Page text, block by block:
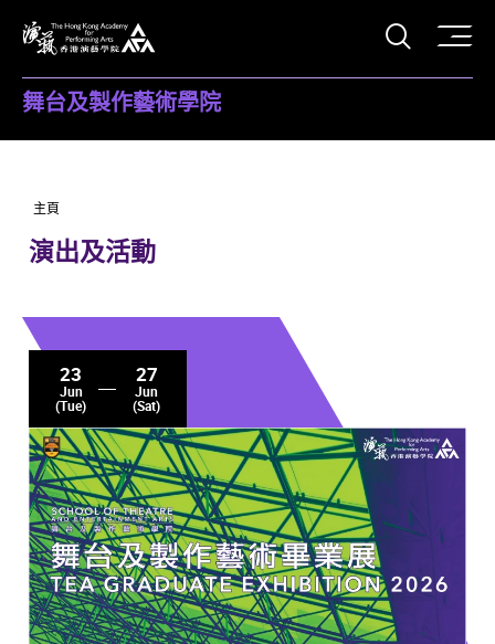
打開
舞台及製作藝術學院
主頁
演出及活動
23
Jun
(Tue)
27
Jun
(Sat)